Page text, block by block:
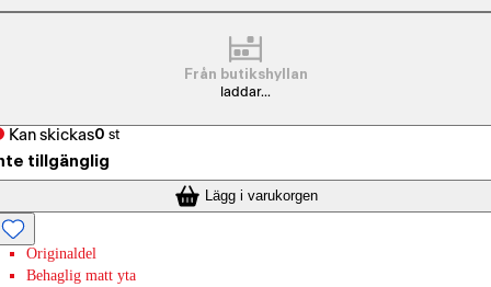
Från butikshyllan
laddar...
Kan skickas0 st
tillgänglig
Lägg i varukorgen
Originaldel
Behaglig matt yta